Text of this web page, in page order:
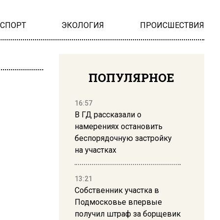
ЭКОЛОГИЯ ПРОИСШЕСТВИЯ
ПОПУЛЯРНОЕ
16:57
В ГД рассказали о
намерениях остановить
беспорядочную застройку
на участках
13:21
Собственник участка в
Подмосковье впервые
получил штраф за борщевик